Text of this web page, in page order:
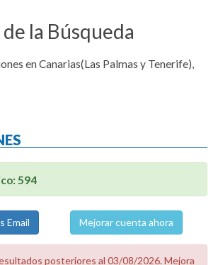
la Búsqueda
en Canarias(Las Palmas y Tenerife),
594
Mejorar cuenta ahora
posteriores al 03/08/2026. Mejora